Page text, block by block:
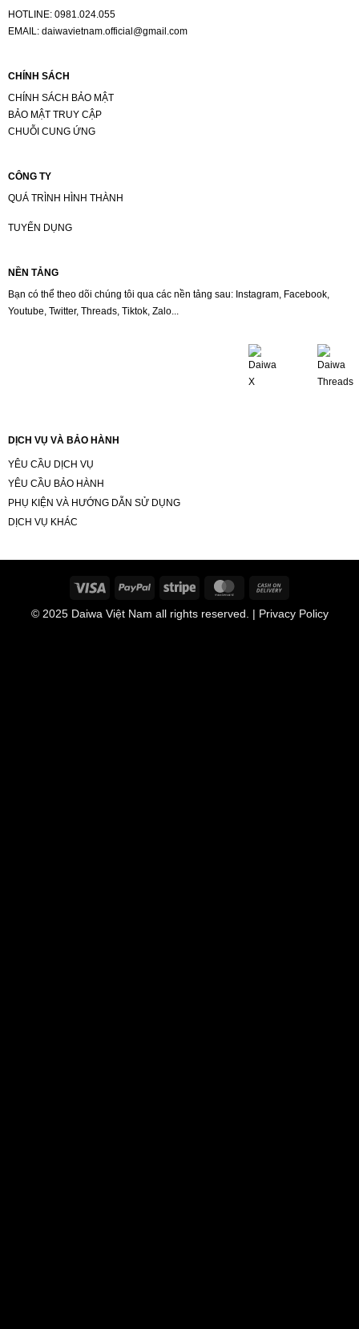
HOTLINE: 0981.024.055
EMAIL: daiwavietnam.official@gmail.com
CHÍNH SÁCH
CHÍNH SÁCH BẢO MẬT
BẢO MẬT TRUY CẬP
CHUỖI CUNG ỨNG
CÔNG TY
QUÁ TRÌNH HÌNH THÀNH
TUYỂN DỤNG
NỀN TẢNG
Bạn có thể theo dõi chúng tôi qua các nền tảng sau: Instagram, Facebook,
Youtube, Twitter, Threads, Tiktok, Zalo...
DỊCH VỤ VÀ BẢO HÀNH
YÊU CẦU DỊCH VỤ
YÊU CẦU BẢO HÀNH
PHỤ KIỆN VÀ HƯỚNG DẪN SỬ DỤNG
DỊCH VỤ KHÁC
Visa PayPal Stripe MasterCard
Delivery
© 2025 Daiwa Việt Nam all rights reserved. | Privacy Policy